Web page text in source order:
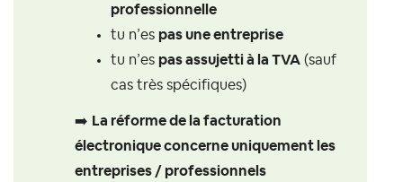
professionnelle
tu n’es pas une entreprise
tu n’es pas assujetti à la TVA (sauf
cas très spécifiques)
➡️ La réforme de la facturation
électronique concerne uniquement les
entreprises / professionnels